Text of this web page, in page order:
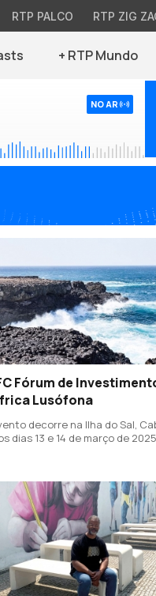
RTP PALCO RTP ZIG
+ RTP Mundo
NO AR
Fórum de
Lusófona
decorre na Ilha do Sal,
dias 13 e 14 de março de 2025